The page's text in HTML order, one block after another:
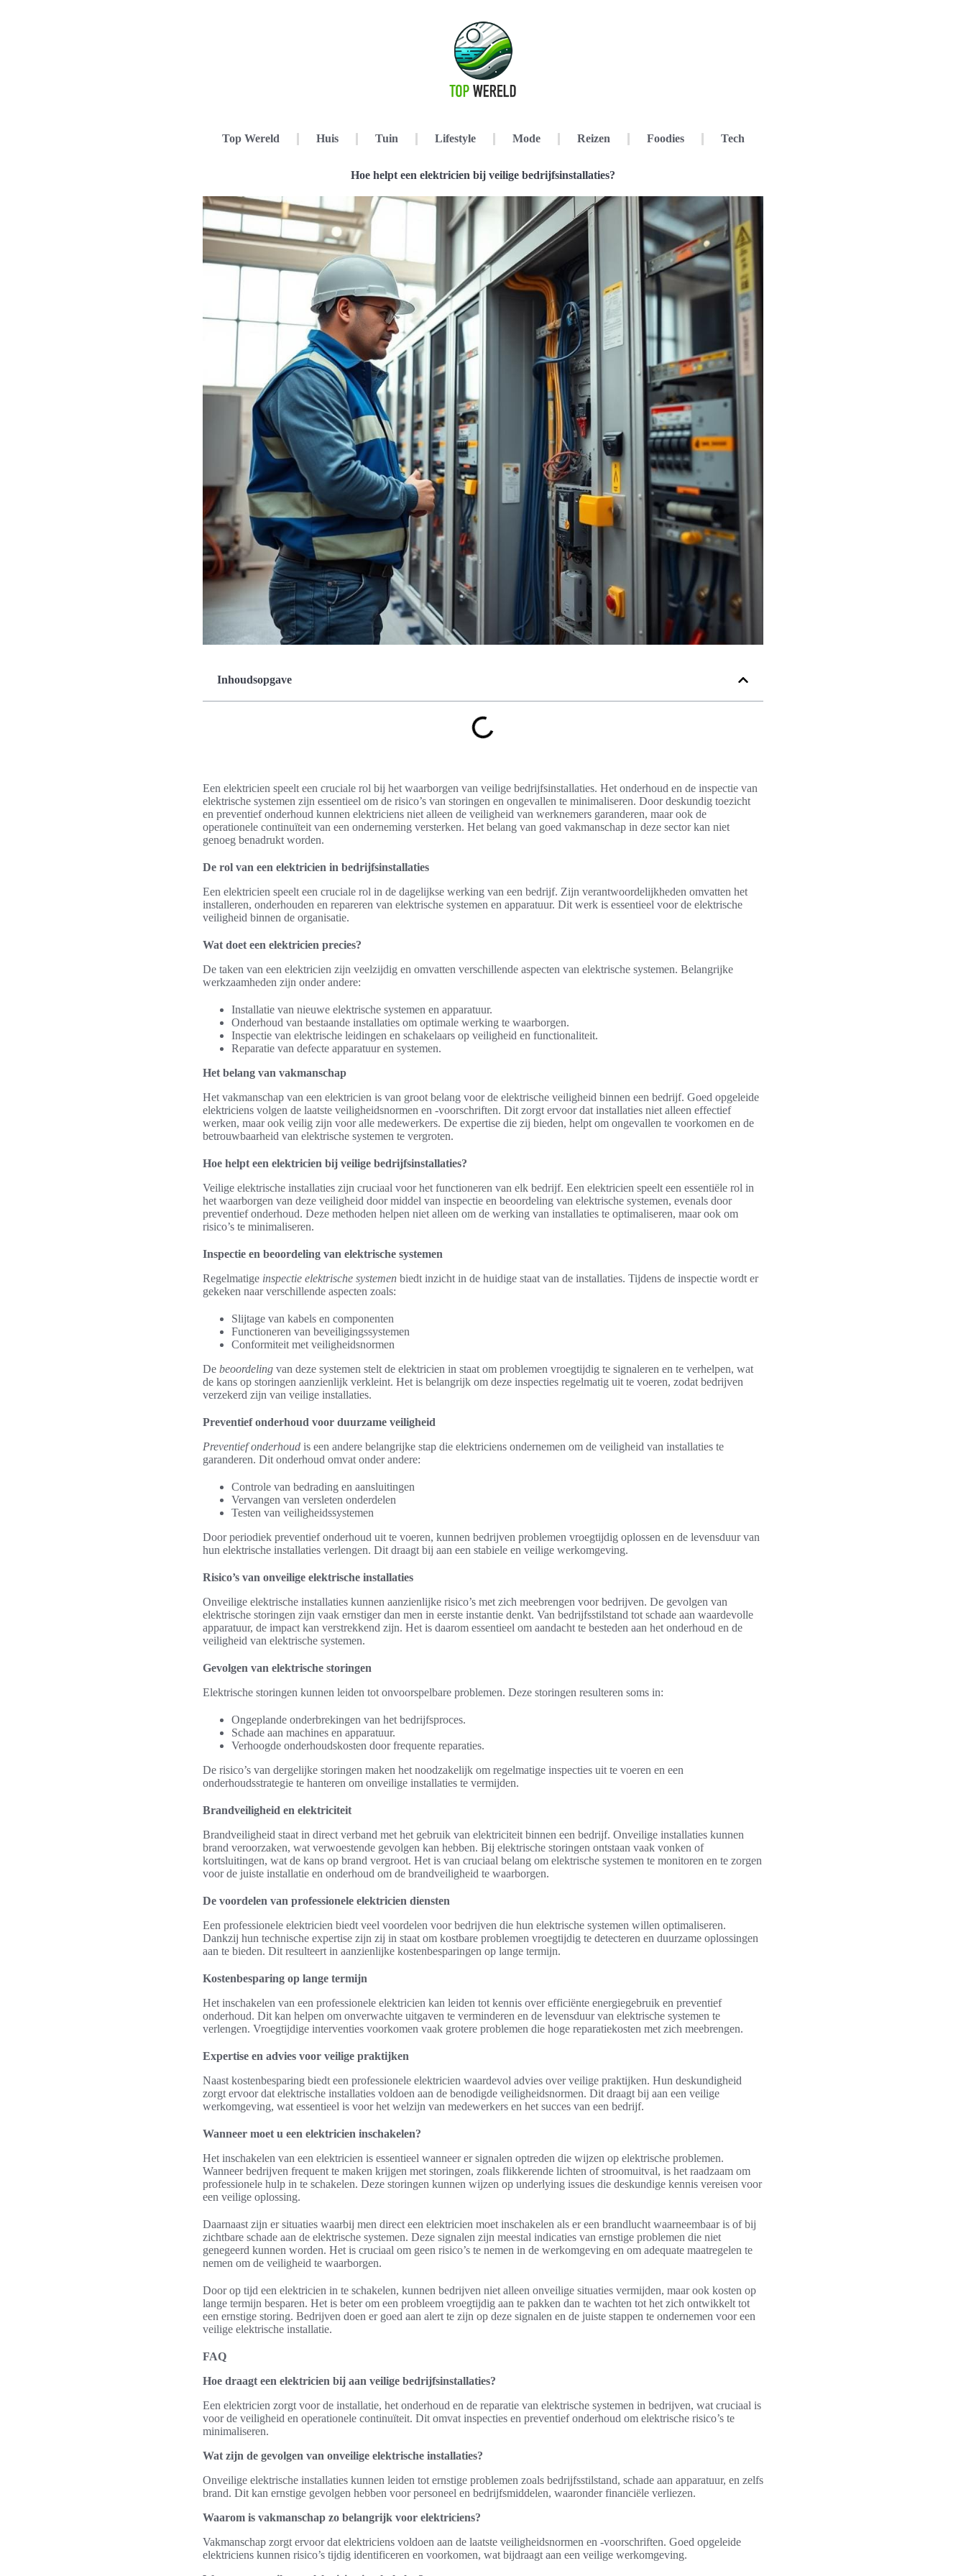
Top Wereld Huis Tuin Lifestyle Mode Reizen Foodies Tech
Hoe helpt een elektricien bij veilige bedrijfsinstallaties?
Inhoudsopgave
Een elektricien speelt een cruciale rol bij het waarborgen van veilige bedrijfsinstallaties. Het onderhoud en de inspectie van
elektrische systemen zijn essentieel om de risico’s van storingen en ongevallen te minimaliseren. Door deskundig toezicht
en preventief onderhoud kunnen elektriciens niet alleen de veiligheid van werknemers garanderen, maar ook de
operationele continuïteit van een onderneming versterken. Het belang van goed vakmanschap in deze sector kan niet
genoeg benadrukt worden.
De rol van een elektricien in bedrijfsinstallaties
Een elektricien speelt een cruciale rol in de dagelijkse werking van een bedrijf. Zijn verantwoordelijkheden omvatten het
installeren, onderhouden en repareren van elektrische systemen en apparatuur. Dit werk is essentieel voor de elektrische
veiligheid binnen de organisatie.
Wat doet een elektricien precies?
De taken van een elektricien zijn veelzijdig en omvatten verschillende aspecten van elektrische systemen. Belangrijke
werkzaamheden zijn onder andere:
Installatie van nieuwe elektrische systemen en apparatuur.
Onderhoud van bestaande installaties om optimale werking te waarborgen.
Inspectie van elektrische leidingen en schakelaars op veiligheid en functionaliteit.
Reparatie van defecte apparatuur en systemen.
Het belang van vakmanschap
Het vakmanschap van een elektricien is van groot belang voor de elektrische veiligheid binnen een bedrijf. Goed opgeleide
elektriciens volgen de laatste veiligheidsnormen en -voorschriften. Dit zorgt ervoor dat installaties niet alleen effectief
werken, maar ook veilig zijn voor alle medewerkers. De expertise die zij bieden, helpt om ongevallen te voorkomen en de
betrouwbaarheid van elektrische systemen te vergroten.
Hoe helpt een elektricien bij veilige bedrijfsinstallaties?
Veilige elektrische installaties zijn cruciaal voor het functioneren van elk bedrijf. Een elektricien speelt een essentiële rol in
het waarborgen van deze veiligheid door middel van inspectie en beoordeling van elektrische systemen, evenals door
preventief onderhoud. Deze methoden helpen niet alleen om de werking van installaties te optimaliseren, maar ook om
risico’s te minimaliseren.
Inspectie en beoordeling van elektrische systemen
Regelmatige inspectie elektrische systemen biedt inzicht in de huidige staat van de installaties. Tijdens de inspectie wordt er
gekeken naar verschillende aspecten zoals:
Slijtage van kabels en componenten
Functioneren van beveiligingssystemen
Conformiteit met veiligheidsnormen
De beoordeling van deze systemen stelt de elektricien in staat om problemen vroegtijdig te signaleren en te verhelpen, wat
de kans op storingen aanzienlijk verkleint. Het is belangrijk om deze inspecties regelmatig uit te voeren, zodat bedrijven
verzekerd zijn van veilige installaties.
Preventief onderhoud voor duurzame veiligheid
Preventief onderhoud is een andere belangrijke stap die elektriciens ondernemen om de veiligheid van installaties te
garanderen. Dit onderhoud omvat onder andere:
Controle van bedrading en aansluitingen
Vervangen van versleten onderdelen
Testen van veiligheidssystemen
Door periodiek preventief onderhoud uit te voeren, kunnen bedrijven problemen vroegtijdig oplossen en de levensduur van
hun elektrische installaties verlengen. Dit draagt bij aan een stabiele en veilige werkomgeving.
Risico’s van onveilige elektrische installaties
Onveilige elektrische installaties kunnen aanzienlijke risico’s met zich meebrengen voor bedrijven. De gevolgen van
elektrische storingen zijn vaak ernstiger dan men in eerste instantie denkt. Van bedrijfsstilstand tot schade aan waardevolle
apparatuur, de impact kan verstrekkend zijn. Het is daarom essentieel om aandacht te besteden aan het onderhoud en de
veiligheid van elektrische systemen.
Gevolgen van elektrische storingen
Elektrische storingen kunnen leiden tot onvoorspelbare problemen. Deze storingen resulteren soms in:
Ongeplande onderbrekingen van het bedrijfsproces.
Schade aan machines en apparatuur.
Verhoogde onderhoudskosten door frequente reparaties.
De risico’s van dergelijke storingen maken het noodzakelijk om regelmatige inspecties uit te voeren en een
onderhoudsstrategie te hanteren om onveilige installaties te vermijden.
Brandveiligheid en elektriciteit
Brandveiligheid staat in direct verband met het gebruik van elektriciteit binnen een bedrijf. Onveilige installaties kunnen
brand veroorzaken, wat verwoestende gevolgen kan hebben. Bij elektrische storingen ontstaan vaak vonken of
kortsluitingen, wat de kans op brand vergroot. Het is van cruciaal belang om elektrische systemen te monitoren en te zorgen
voor de juiste installatie en onderhoud om de brandveiligheid te waarborgen.
De voordelen van professionele elektricien diensten
Een professionele elektricien biedt veel voordelen voor bedrijven die hun elektrische systemen willen optimaliseren.
Dankzij hun technische expertise zijn zij in staat om kostbare problemen vroegtijdig te detecteren en duurzame oplossingen
aan te bieden. Dit resulteert in aanzienlijke kostenbesparingen op lange termijn.
Kostenbesparing op lange termijn
Het inschakelen van een professionele elektricien kan leiden tot kennis over efficiënte energiegebruik en preventief
onderhoud. Dit kan helpen om onverwachte uitgaven te verminderen en de levensduur van elektrische systemen te
verlengen. Vroegtijdige interventies voorkomen vaak grotere problemen die hoge reparatiekosten met zich meebrengen.
Expertise en advies voor veilige praktijken
Naast kostenbesparing biedt een professionele elektricien waardevol advies over veilige praktijken. Hun deskundigheid
zorgt ervoor dat elektrische installaties voldoen aan de benodigde veiligheidsnormen. Dit draagt bij aan een veilige
werkomgeving, wat essentieel is voor het welzijn van medewerkers en het succes van een bedrijf.
Wanneer moet u een elektricien inschakelen?
Het inschakelen van een elektricien is essentieel wanneer er signalen optreden die wijzen op elektrische problemen.
Wanneer bedrijven frequent te maken krijgen met storingen, zoals flikkerende lichten of stroomuitval, is het raadzaam om
professionele hulp in te schakelen. Deze storingen kunnen wijzen op underlying issues die deskundige kennis vereisen voor
een veilige oplossing.
Daarnaast zijn er situaties waarbij men direct een elektricien moet inschakelen als er een brandlucht waarneembaar is of bij
zichtbare schade aan de elektrische systemen. Deze signalen zijn meestal indicaties van ernstige problemen die niet
genegeerd kunnen worden. Het is cruciaal om geen risico’s te nemen in de werkomgeving en om adequate maatregelen te
nemen om de veiligheid te waarborgen.
Door op tijd een elektricien in te schakelen, kunnen bedrijven niet alleen onveilige situaties vermijden, maar ook kosten op
lange termijn besparen. Het is beter om een probleem vroegtijdig aan te pakken dan te wachten tot het zich ontwikkelt tot
een ernstige storing. Bedrijven doen er goed aan alert te zijn op deze signalen en de juiste stappen te ondernemen voor een
veilige elektrische installatie.
FAQ
Hoe draagt een elektricien bij aan veilige bedrijfsinstallaties?
Een elektricien zorgt voor de installatie, het onderhoud en de reparatie van elektrische systemen in bedrijven, wat cruciaal is
voor de veiligheid en operationele continuïteit. Dit omvat inspecties en preventief onderhoud om elektrische risico’s te
minimaliseren.
Wat zijn de gevolgen van onveilige elektrische installaties?
Onveilige elektrische installaties kunnen leiden tot ernstige problemen zoals bedrijfsstilstand, schade aan apparatuur, en zelfs
brand. Dit kan ernstige gevolgen hebben voor personeel en bedrijfsmiddelen, waaronder financiële verliezen.
Waarom is vakmanschap zo belangrijk voor elektriciens?
Vakmanschap zorgt ervoor dat elektriciens voldoen aan de laatste veiligheidsnormen en -voorschriften. Goed opgeleide
elektriciens kunnen risico’s tijdig identificeren en voorkomen, wat bijdraagt aan een veilige werkomgeving.